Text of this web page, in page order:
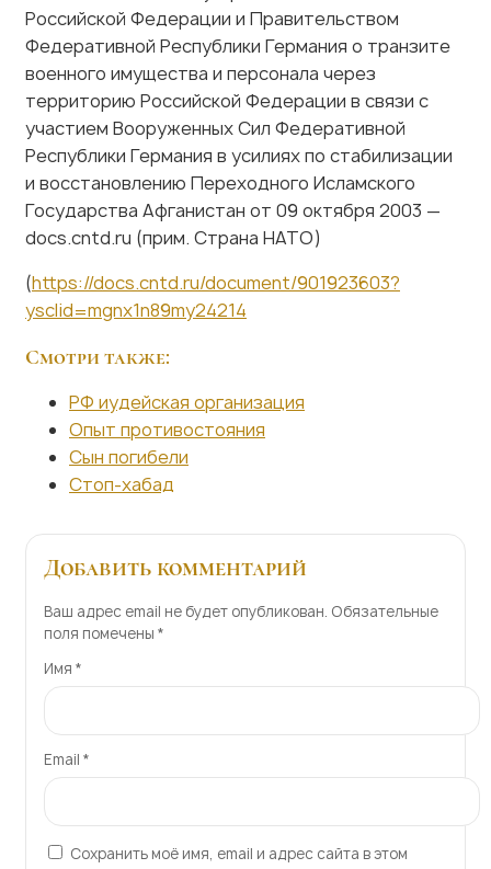
военного имущества и персонала через
территорию Российской Федерации в связи с
участием Вооруженных Сил Федеративной
Республики Германия в усилиях по стабилизации
и восстановлению Переходного Исламского
Государства Афганистан от 09 октября 2003 —
docs.cntd.ru (прим. Страна НАТО)
(https://docs.cntd.ru/document/901923603?
ysclid=mgnx1n89my24214
Смотри также:
РФ иудейская организация
Сын погибели
Стоп-хабад
Добавить комментарий
Ваш адрес email не будет опубликован.
Имя*